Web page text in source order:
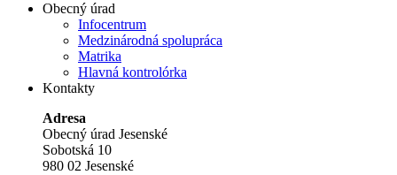
Obecný úrad
Infocentrum
Medzinárodná spolupráca
Matrika
Hlavná kontrolórka
Kontakty
Adresa
Obecný úrad Jesenské
Sobotská 10
980 02 Jesenské